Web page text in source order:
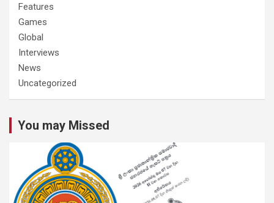
Features
Games
Global
Interviews
News
Uncategorized
You may Missed